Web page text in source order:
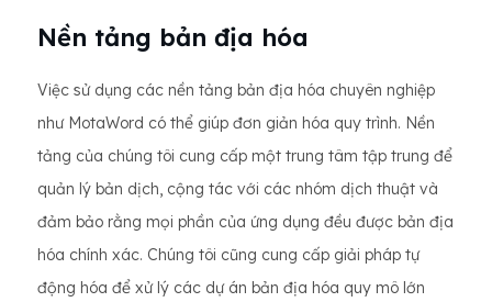
Nền tảng bản địa hóa
Việc sử dụng các nền tảng bản địa hóa chuyên nghiệp
như MotaWord có thể giúp đơn giản hóa quy trình. Nền
tảng của chúng tôi cung cấp một trung tâm tập trung để
quản lý bản dịch, cộng tác với các nhóm dịch thuật và
đảm bảo rằng mọi phần của ứng dụng đều được bản địa
hóa chính xác. Chúng tôi cũng cung cấp giải pháp tự
động hóa để xử lý các dự án bản địa hóa quy mô lớn